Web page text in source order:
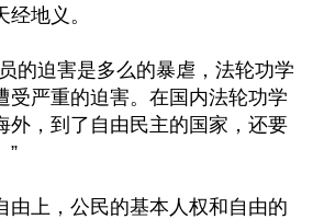
地义。
的迫害是多么的暴虐，法轮功学
受严重的迫害。在国内法轮功学
外，到了自由民主的国家，还要
”
由上，公民的基本人权和自由的